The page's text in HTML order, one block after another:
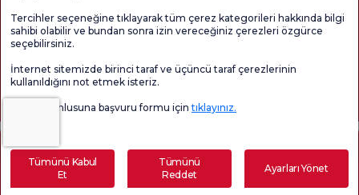
İçindekiler
Yenidoğan Bebekte Görülen Emme Problemleri Neden
Olur?
Randevu Alın E-Sonuç Sizi Arayalım
Sayfa içeriği sadece bilgilendirme amaçlıdır. Tanı ve tedavi için mutlaka
doktorunuza başvurunuz.
@2026 Grup Florence Nightingale Hastaneleri
Editör: Uğurcan Durmuş - 0 549 455 55 46. - Güncelleme Tarihi: 09.08.2026
Tercihler seçeneğine tıklayarak tüm çerez kategorileri hakkında bilgi
sahibi olabilir ve bundan sonra izin vereceğiniz çerezleri özgürce
seçebilirsiniz.
İnternet sitemizde birinci taraf ve üçüncü taraf çerezlerinin
kullanıldığını not etmek isteriz.
Veri sorumlusuna başvuru formu içintıklayınız.
Tümünü Kabul
Et
Tümünü
Reddet
Ayarları Yönet